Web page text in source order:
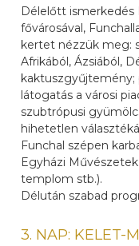
Délelőtt ismerkedés
fővárosával,
kertet nézzük meg:
Afrikából, Ázsiából,
kaktuszgyűjtemény;
látogatás a városi
szubtrópusi
hihetetlen
Funchal szépen
Egyházi
templom stb.).
Délután szabad
3. NAP: KELET-